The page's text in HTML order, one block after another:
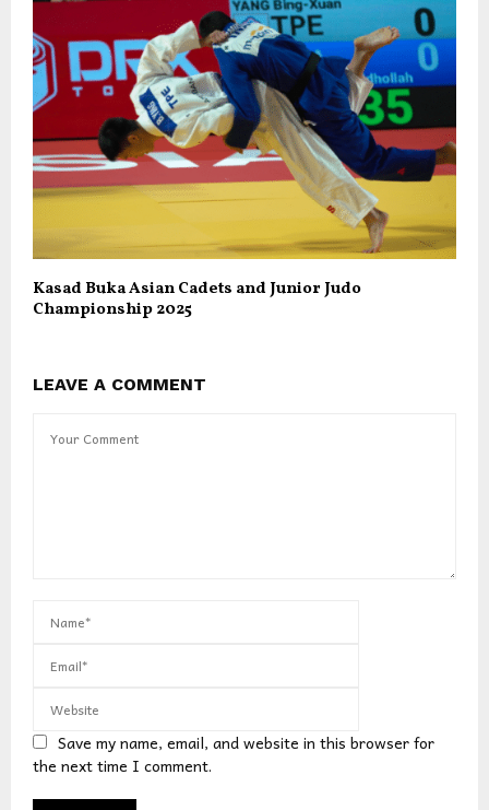
Kasad Buka Asian Cadets and Junior Judo
Championship 2025
LEAVE A COMMENT
Save my name, email, and website in this browser for
the next time I comment.